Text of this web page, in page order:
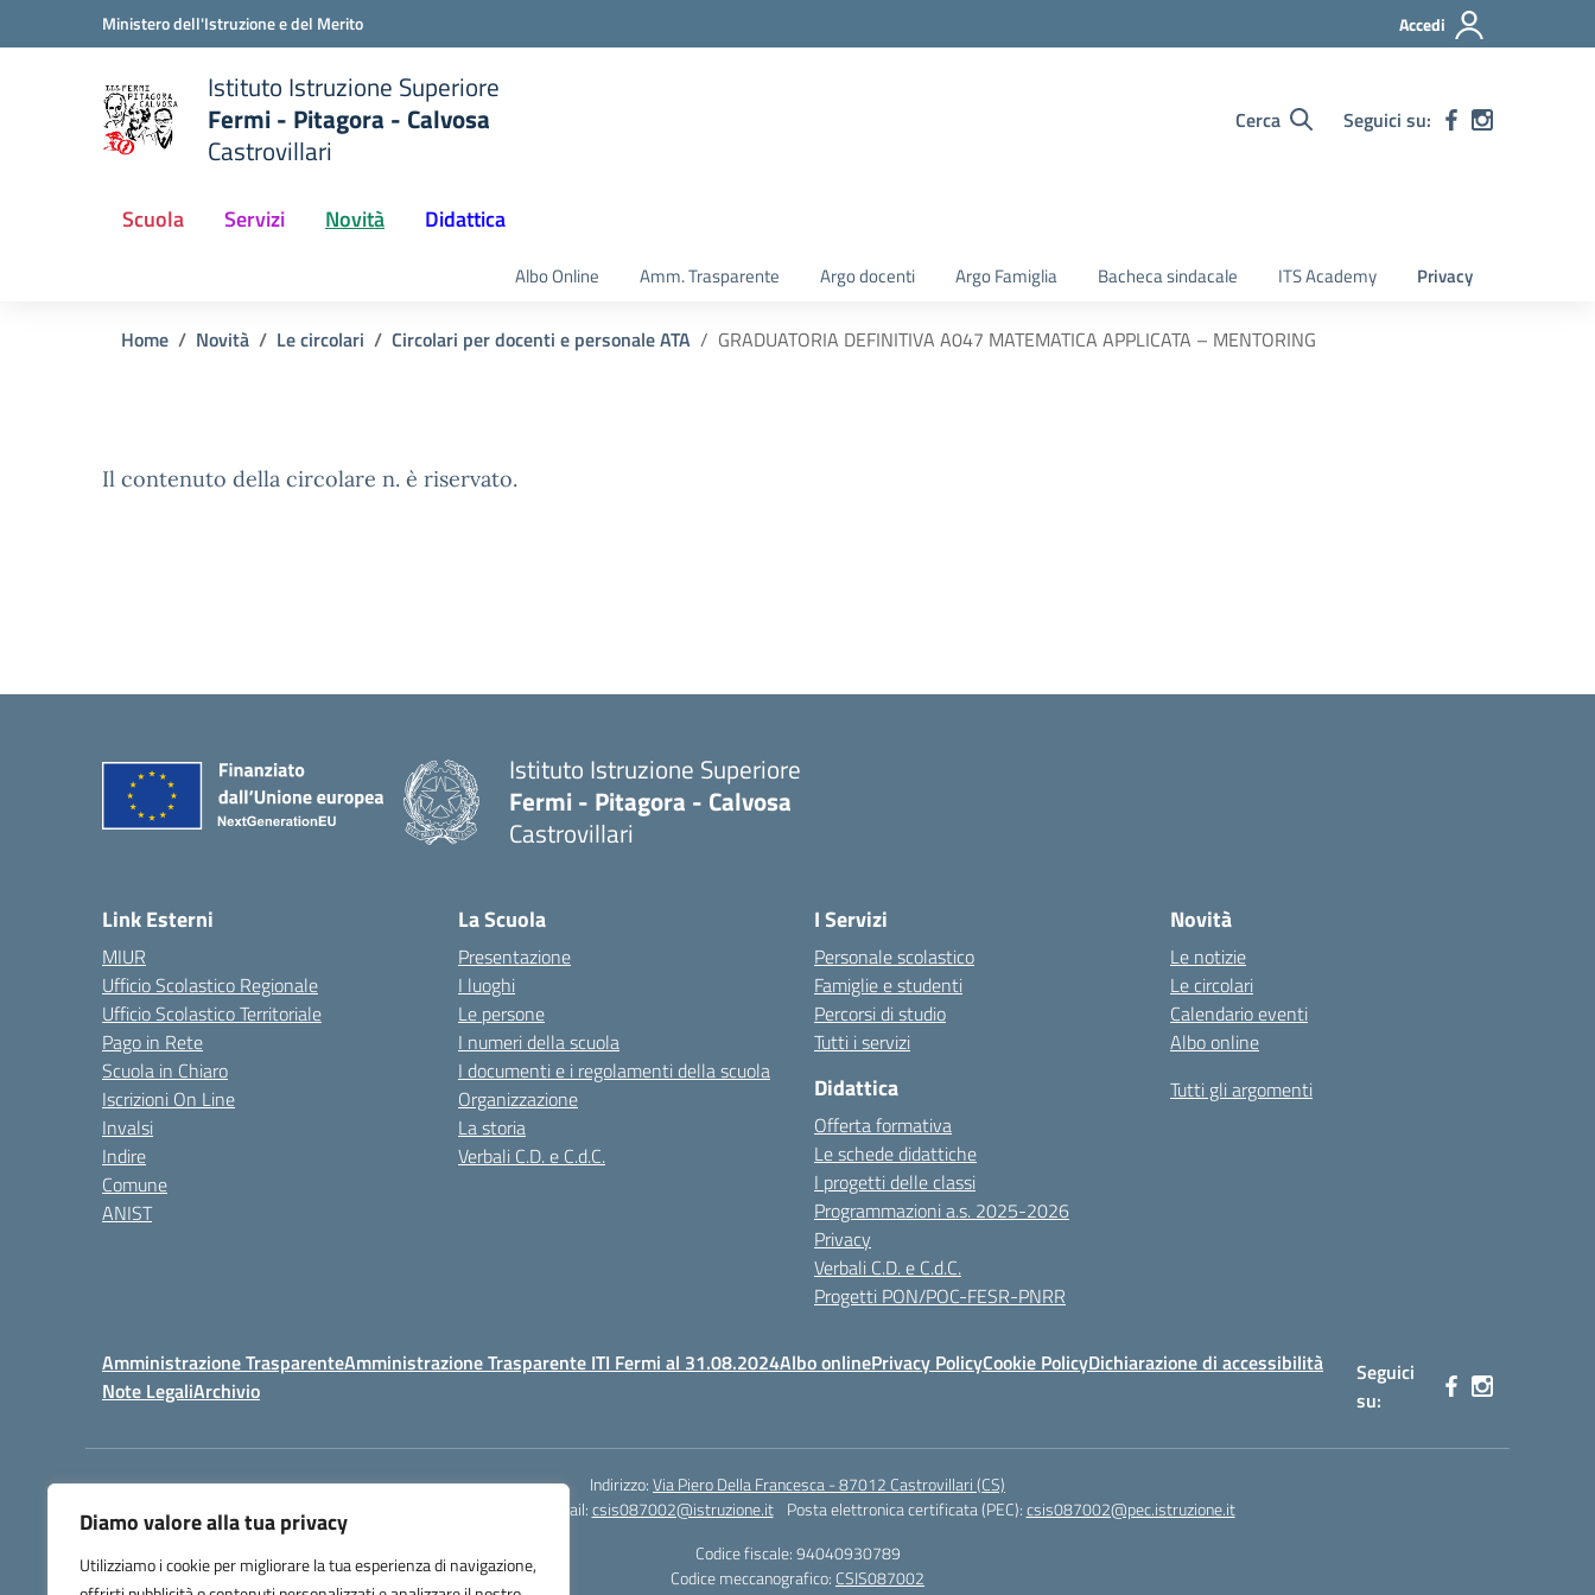
Diamo valore alla tua privacy
Utilizziamo i cookie per migliorare la tua esperienza di navigazione,
Vai ai contenuti
Vai al menu di navigazioneMinistero dell'Istruzione e del Merito Accedi
Istituto Istruzione Superiore
Fermi - Pitagora - Calvosa
Castrovillari
Cerca Seguici su:
Scuola Servizi Novità Didattica
Albo Online Amm. Trasparente Argo docenti Argo Famiglia Bacheca sindacale ITS Academy Privacy
Home Novità Le circolari Circolari per docenti e personale ATA GRADUATORIA DEFINITIVA A047 MATEMATICA APPLICATA – MENTORING
Il contenuto della circolare n. è riservato.
Istituto Istruzione Superiore
Fermi - Pitagora - Calvosa
Castrovillari
Link Esterni
MIUR
Ufficio Scolastico Regionale
Ufficio Scolastico Territoriale
Pago in Rete
Scuola in Chiaro
Iscrizioni On Line
Invalsi
Indire
Comune
ANIST
La Scuola
Presentazione
I luoghi
Le persone
I numeri della scuola
I documenti e i regolamenti della scuola
Organizzazione
La storia
Verbali C.D. e C.d.C.
I Servizi
Personale scolastico
Famiglie e studenti
Percorsi di studio
Tutti i servizi
Didattica
Offerta formativa
Le schede didattiche
I progetti delle classi
Programmazioni a.s. 2025-2026
Privacy
Verbali C.D. e C.d.C.
Progetti PON/POC-FESR-PNRR
Novità
Le notizie
Le circolari
Calendario eventi
Albo online
Tutti gli argomenti
Amministrazione TrasparenteAmministrazione Trasparente ITI Fermi al 31.08.2024Albo onlinePrivacy PolicyCookie PolicyDichiarazione di accessibilità
Note LegaliArchivio
Seguici
su:
Indirizzo:Via Piero Della Francesca - 87012 Castrovillari (CS)
Email:csis087002@istruzione.it Posta elettronica certificata (PEC):csis087002@pec.istruzione.it
Codice fiscale: 94040930789
Codice meccanografico: CSIS087002